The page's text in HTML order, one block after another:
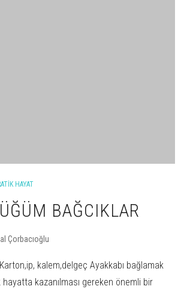
HAYAT
BAĞCIKLAR
Çorbacıoğlu
kalem,delgeç Ayakkabı bağlamak
kazanılması gereken önemli bir